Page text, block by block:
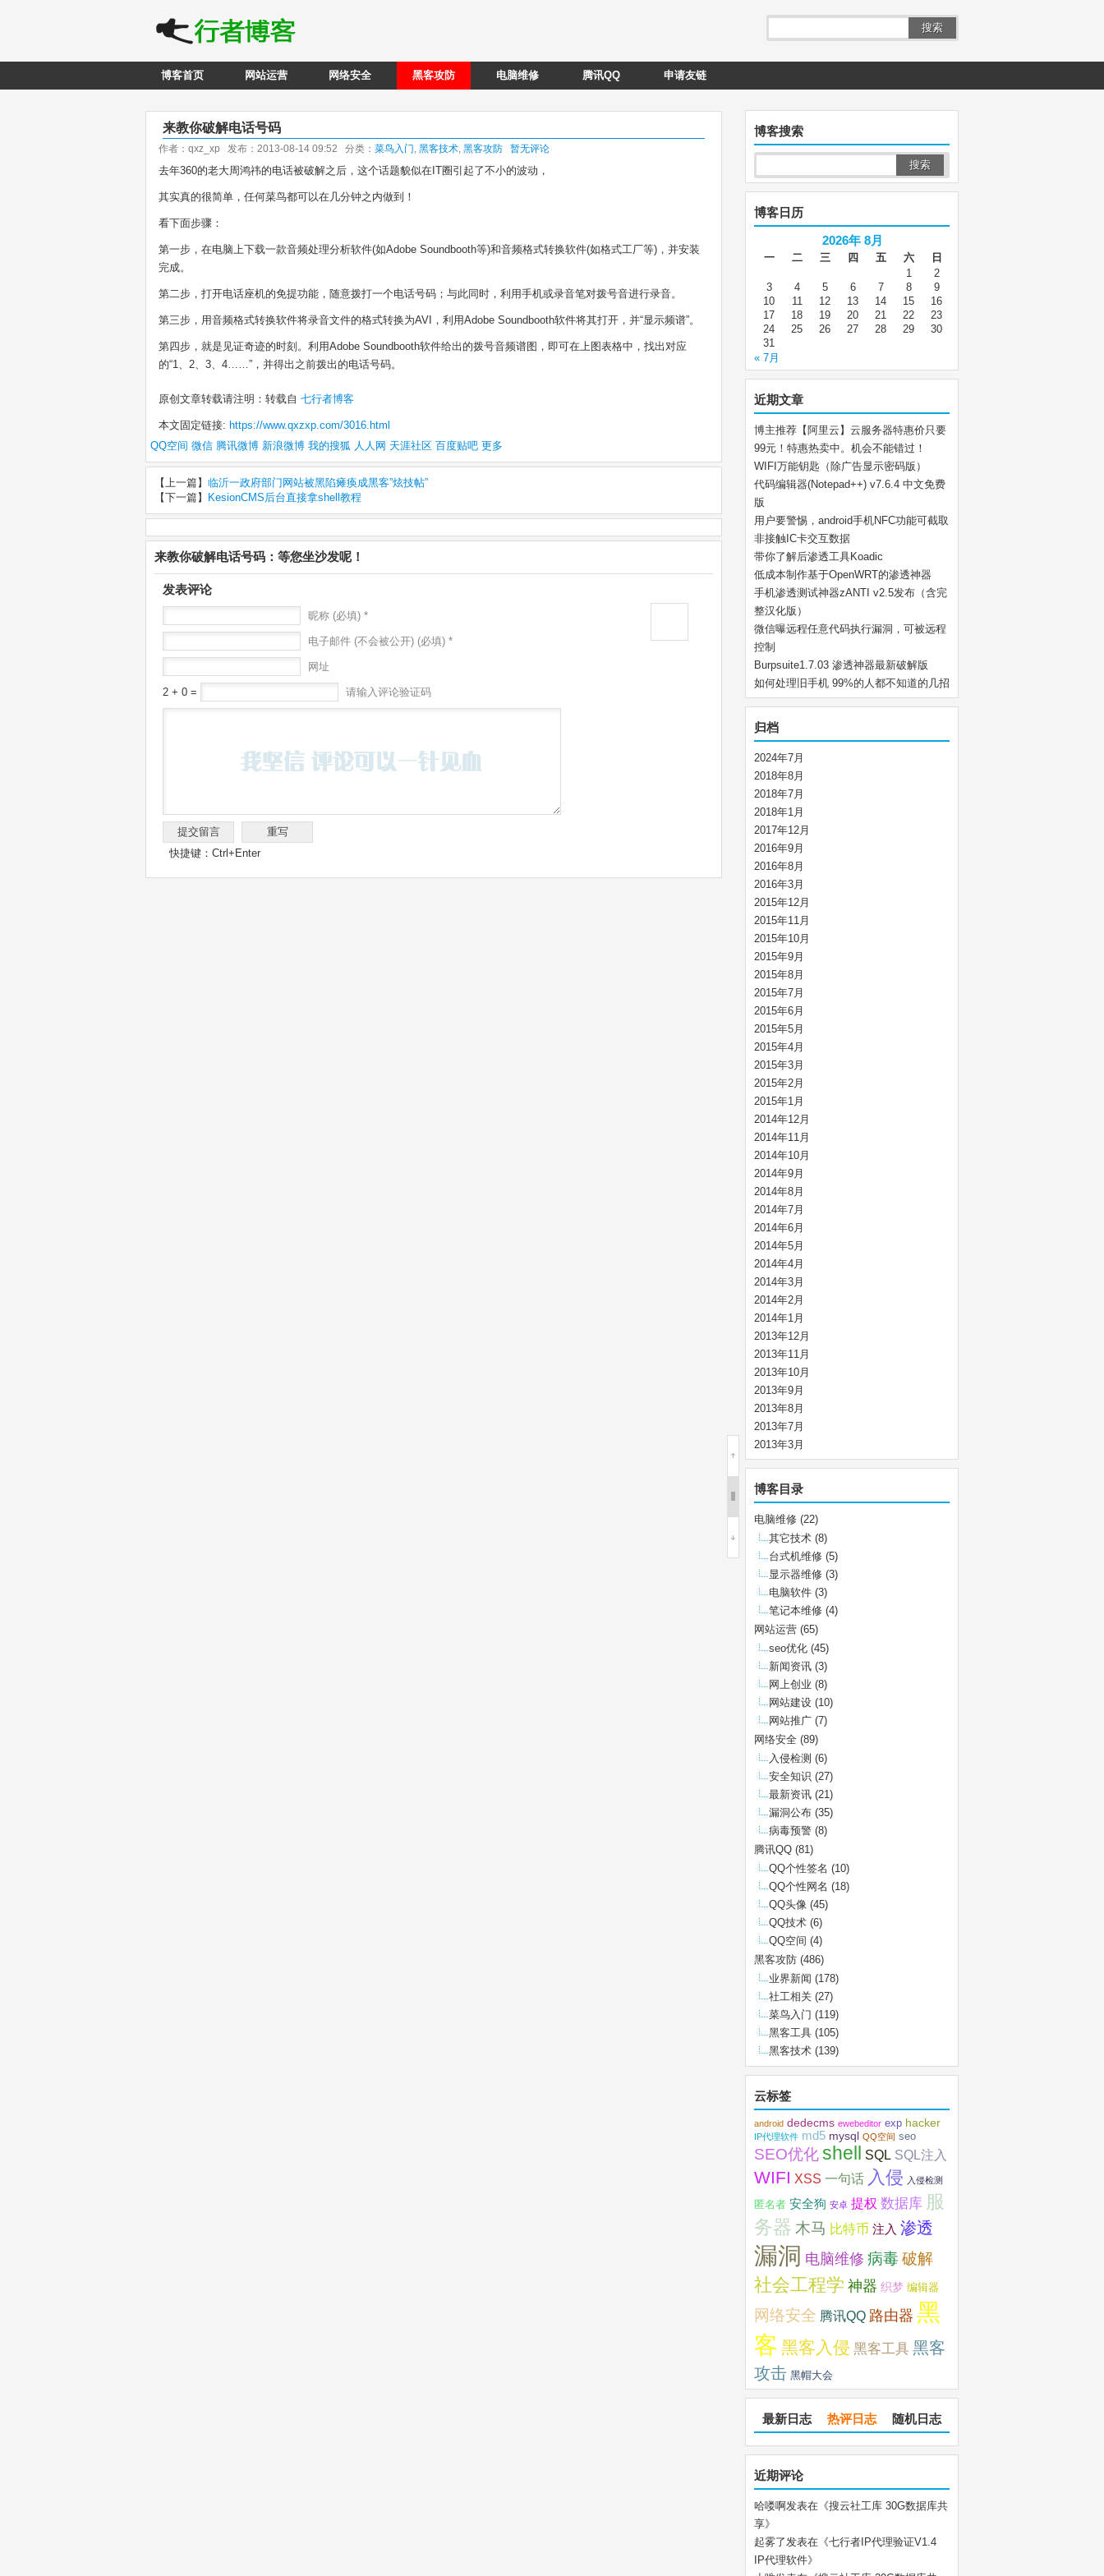
搜索
博客首页 网站运营 网络安全 黑客攻防 电脑维修 腾讯QQ 申请友链
来教你破解电话号码
作者：qxz_xp 发布：2013-08-14 09:52 分类： 菜鸟入门, 黑客技术, 黑客攻防 暂无评论
去年360的老大周鸿祎的电话被破解之后，这个话题貌似在IT圈引起了不小的波动，
其实真的很简单，任何菜鸟都可以在几分钟之内做到！
看下面步骤：
第一步，在电脑上下载一款音频处理分析软件(如Adobe Soundbooth等)和音频格式转换软件(如格式工厂等)，并安装
完成。
第二步，打开电话座机的免提功能，随意拨打一个电话号码；与此同时，利用手机或录音笔对拨号音进行录音。
第三步，用音频格式转换软件将录音文件的格式转换为AVI，利用Adobe Soundbooth软件将其打开，并“显示频谱”。
第四步，就是见证奇迹的时刻。利用Adobe Soundbooth软件给出的拨号音频谱图，即可在上图表格中，找出对应
的“1、2、3、4……”，并得出之前拨出的电话号码。
原创文章转载请注明：转载自 七行者博客
本文固定链接: https://www.qxzxp.com/3016.html
QQ空间 微信 腾讯微博 新浪微博 我的搜狐 人人网 天涯社区 百度贴吧 更多
【上一篇】 临沂一政府部门网站被黑陷瘫痪成黑客”炫技帖”
【下一篇】
KesionCMS后台直接拿shell教程
来教你破解电话号码：等您坐沙发呢！
发表评论
昵称 (必填) *
电子邮件 (不会被公开) (必填) *
网址
2 + 0 = 请输入评论验证码
快捷键：Ctrl+Enter
博客搜索
博客日历
2026年 8月
一 二 三 四 五 六
日
1
2
3
4 5 6 7 8
9
10
11 12 13 14 15
16
17
18 19 20 21 22
23
24
25 26 27 28 29
30
31
« 7月
近期文章
博主推荐【阿里云】云服务器特惠价只要
99元！特惠热卖中。机会不能错过！
WIFI万能钥匙（除广告显示密码版）
代码编辑器(Notepad++) v7.6.4 中文免费
版
用户要警惕，android手机NFC功能可截取
非接触IC卡交互数据
带你了解后渗透工具Koadic
低成本制作基于OpenWRT的渗透神器
手机渗透测试神器zANTI v2.5发布（含完
整汉化版）
微信曝远程任意代码执行漏洞，可被远程
控制
Burpsuite1.7.03 渗透神器最新破解版
如何处理旧手机 99%的人都不知道的几招
归档
2024年7月
2018年8月
2018年7月
2018年1月
2017年12月
2016年9月
2016年8月
2016年3月
2015年12月
2015年11月
2015年10月
2015年9月
2015年8月
2015年7月
2015年6月
2015年5月
2015年4月
2015年3月
2015年2月
2015年1月
2014年12月
2014年11月
2014年10月
2014年9月
2014年8月
2014年7月
2014年6月
2014年5月
2014年4月
2014年3月
2014年2月
2014年1月
2013年12月
2013年11月
2013年10月
2013年9月
2013年8月
2013年7月
2013年3月
博客目录
电脑维修 (22)
其它技术 (8)
台式机维修 (5)
显示器维修 (3)
电脑软件 (3)
笔记本维修 (4)
网站运营 (65)
seo优化 (45)
新闻资讯 (3)
网上创业 (8)
网站建设 (10)
网站推广 (7)
网络安全 (89)
入侵检测 (6)
安全知识 (27)
最新资讯 (21)
漏洞公布 (35)
病毒预警 (8)
腾讯QQ (81)
QQ个性签名 (10)
QQ个性网名 (18)
QQ头像 (45)
QQ技术 (6)
QQ空间 (4)
黑客攻防 (486)
业界新闻 (178)
社工相关 (27)
菜鸟入门 (119)
黑客工具 (105)
黑客技术 (139)
云标签
android dedecms ewebeditor exp hacker
IP代理软件 md5 mysql QQ空间 seo
SEO优化shell SQL SQL注入
WIFI XSS 一句话 入侵 入侵检测
匿名者 安全狗 安卓 提权 数据库 服
务器 木马 比特币 注入 渗透
漏洞 电脑维修 病毒破解
社会工程学 神器 织梦 编辑器
网络安全 腾讯QQ 路由器 黑
客 黑客入侵 黑客工具 黑客
攻击 黑帽大会
最新日志 热评日志 随机日志
近期评论
哈喽啊发表在《搜云社工库 30G数据库共
享》
起雾了发表在《七行者IP代理验证V1.4
IP代理软件》